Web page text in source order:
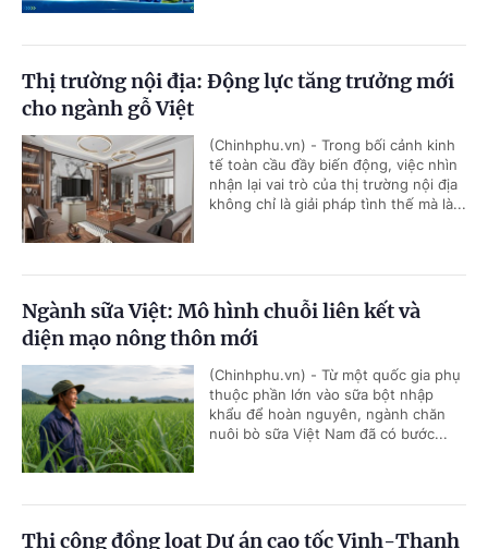
Thị trường nội địa: Động lực tăng trưởng mới
cho ngành gỗ Việt
(Chinhphu.vn) - Trong bối cảnh kinh
tế toàn cầu đầy biến động, việc nhìn
nhận lại vai trò của thị trường nội địa
không chỉ là giải pháp tình thế mà là...
Ngành sữa Việt: Mô hình chuỗi liên kết và
diện mạo nông thôn mới
(Chinhphu.vn) - Từ một quốc gia phụ
thuộc phần lớn vào sữa bột nhập
khẩu để hoàn nguyên, ngành chăn
nuôi bò sữa Việt Nam đã có bước...
Thi công đồng loạt Dự án cao tốc Vinh-Thanh